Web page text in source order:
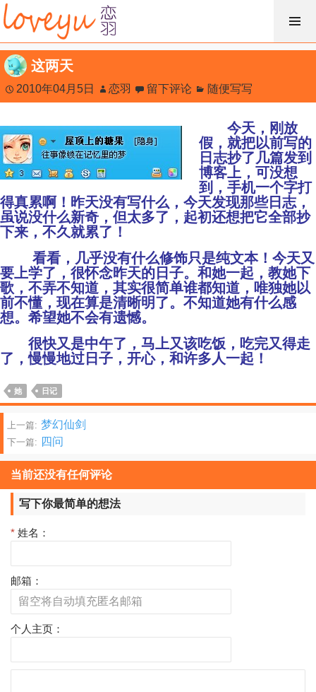
跳
过
内
容
这两天
2010年04月5日 恋羽 留下评论 随便写写
今天，刚放
假，就把以前写的
日志抄了几篇发到
博客上，可没想
到，手机一个字打
得真累啊！昨天没有写什么，今天发现那些日志，
虽说没什么新奇，但太多了，起初还想把它全部抄
下来，不久就累了！
看看，几乎没有什么修饰只是纯文本！今天又
要上学了，很怀念昨天的日子。和她一起，教她下
歌，不弄不知道，其实很简单谁都知道，唯独她以
前不懂，现在算是清晰明了。不知道她有什么感
想。希望她不会有遗憾。
很快又是中午了，马上又该吃饭，吃完又得走
了，慢慢地过日子，开心，和许多人一起！
她 日记
文
章
分
页
上一篇: 梦幻仙剑
下一篇: 四问
当前还没有任何评论
写下你最简单的想法
* 姓名：
邮箱：
个人主页：